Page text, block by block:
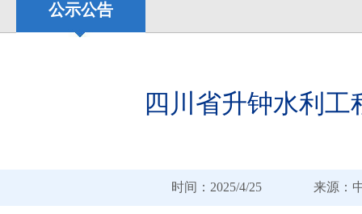
公示公告
四川省升钟水利
时间：2025/4/25 来源